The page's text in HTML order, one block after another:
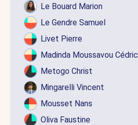
Le Bouard Marion
Le Gendre Samuel
Livet Pierre
Madinda Moussavou Cédric
Metogo Christ
Mingarelli Vincent
Mousset Nans
Oliva Faustine